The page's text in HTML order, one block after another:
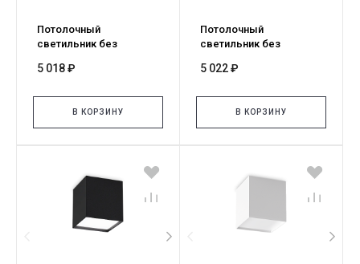
Потолочный
светильник без
UP MPL1 NERO 292830
5 018 ₽
В КОРЗИНУ
Потолочный
светильник без
UP MPL1 BIANCO 292847
5 022 ₽
В КОРЗИНУ